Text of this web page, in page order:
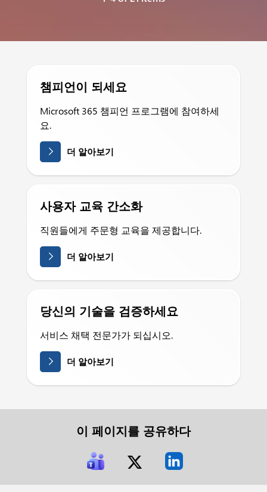
챔피언이 되세요
Microsoft 365 챔피언 프로그램에 참여하세
요.
더 알아보기
사용자 교육 간소화
직원들에게 주문형 교육을 제공합니다.
더 알아보기
당신의 기술을 검증하세요
서비스 채택 전문가가 되십시오.
더 알아보기
이 페이지를 공유하다